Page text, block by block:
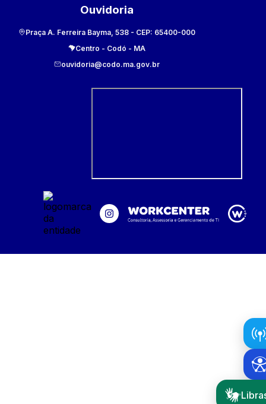
Ouvidoria
Praça A. Ferreira Bayma, 538 - CEP: 65400-000
Centro - Codó - MA
ouvidoria@codo.ma.gov.br